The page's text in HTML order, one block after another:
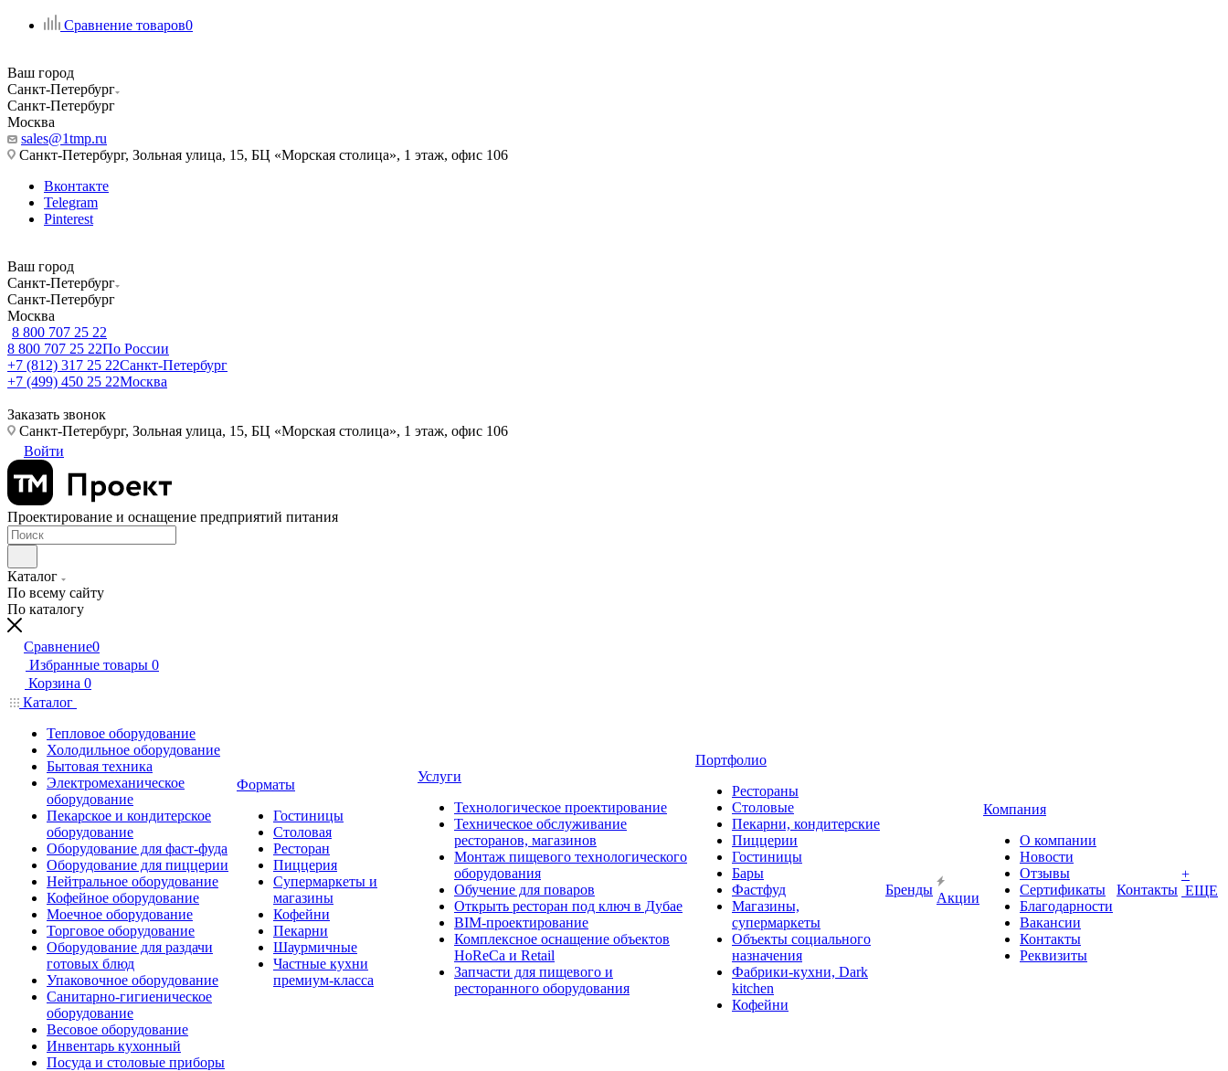
Сравнение товаров0
Ваш город
Санкт-Петербург
Санкт-Петербург
Москва
sales@1tmp.ru
Санкт-Петербург, Зольная улица, 15, БЦ «Морская столица», 1 этаж, офис 106
Вконтакте
Telegram
Pinterest
Ваш город
Санкт-Петербург
Санкт-Петербург
Москва
8 800 707 25 22
8 800 707 25 22По России
+7 (812) 317 25 22Санкт-Петербург
+7 (499) 450 25 22Москва
Заказать звонок
Санкт-Петербург, Зольная улица, 15, БЦ «Морская столица», 1 этаж, офис 106
Войти
Проектирование и оснащение предприятий питания
Каталог
По всему сайту
По каталогу
Сравнение0
Избранные товары 0
Корзина 0
Каталог
Тепловое оборудование
Холодильное оборудование
Бытовая техника
Электромеханическое
оборудование
Пекарское и кондитерское
оборудование
Оборудование для фаст-фуда
Оборудование для пиццерии
Нейтральное оборудование
Кофейное оборудование
Моечное оборудование
Торговое оборудование
Оборудование для раздачи
готовых блюд
Упаковочное оборудование
Санитарно-гигиеническое
оборудование
Весовое оборудование
Инвентарь кухонный
Посуда и столовые приборы
Форматы
Гостиницы
Столовая
Ресторан
Пиццерия
Супермаркеты и
магазины
Кофейни
Пекарни
Шаурмичные
Частные кухни
премиум-класса
Услуги
Технологическое проектирование
Техническое обслуживание
ресторанов, магазинов
Монтаж пищевого технологического
оборудования
Обучение для поваров
Открыть ресторан под ключ в Дубае
BIM-проектирование
Комплексное оснащение объектов
HoReCa и Retail
Запчасти для пищевого и
ресторанного оборудования
Портфолио
Рестораны
Столовые
Пекарни, кондитерские
Пиццерии
Гостиницы
Бары
Фастфуд
Магазины,
супермаркеты
Объекты социального
назначения
Фабрики-кухни, Dark
kitchen
Кофейни
Бренды
Акции
Компания
О компании
Новости
Отзывы
Сертификаты
Благодарности
Вакансии
Контакты
Реквизиты
Контакты
+
ЕЩЕ